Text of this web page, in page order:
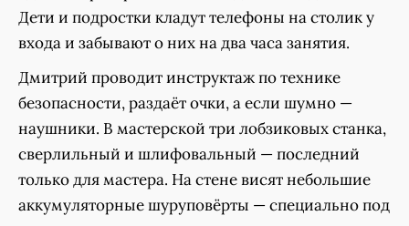
Дети и подростки кладут телефоны на столик у
входа и забывают о них на два часа занятия.
Дмитрий проводит инструктаж по технике
безопасности, раздаёт очки, а если шумно —
наушники. В мастерской три лобзиковых станка,
сверлильный и шлифовальный — последний
только для мастера. На стене висят небольшие
аккумуляторные шуруповёрты — специально под